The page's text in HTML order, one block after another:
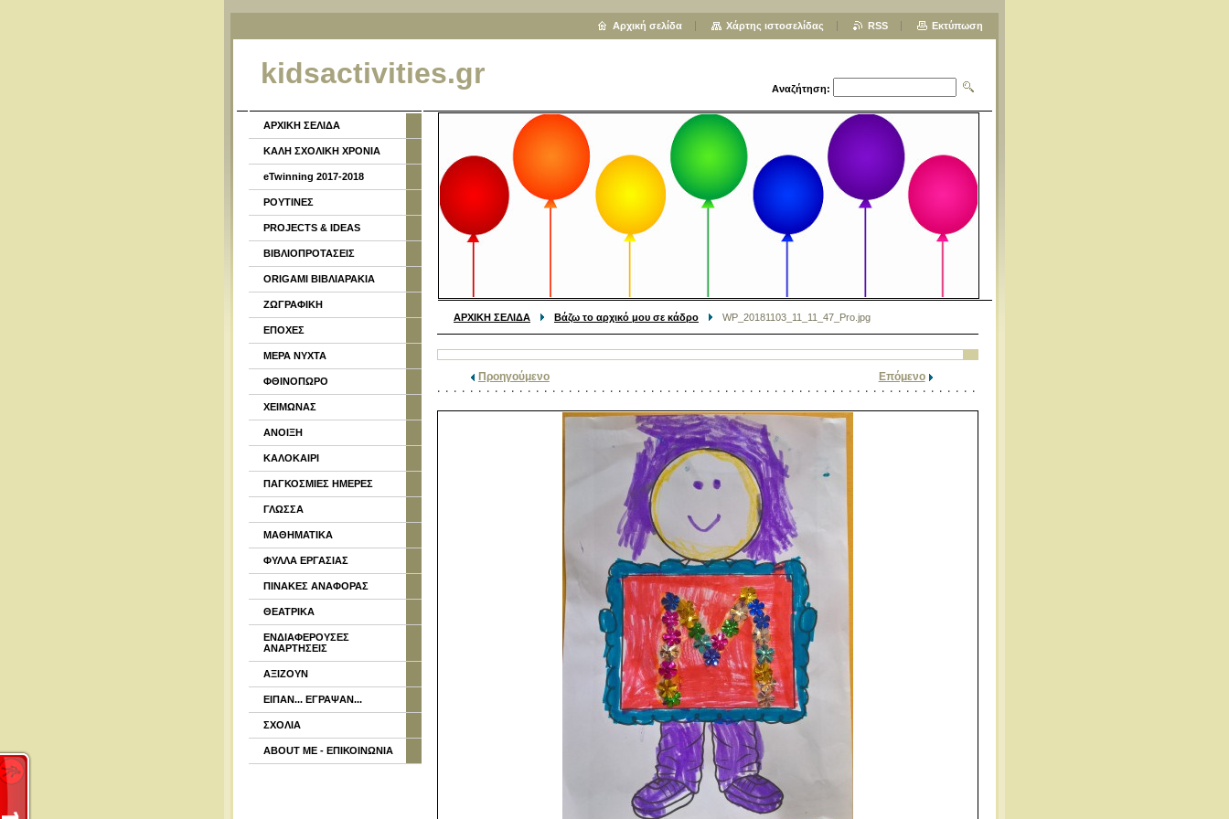
kidsactivities.gr Αναζήτηση:
ΑΡΧΙΚΗ ΣΕΛΙΔΑ Βάζω το αρχικό μου σε κάδρο WP_20181103_11_11_47_Pro.jpg
Προηγούμενο Επόμενο
ΑΡΧΙΚΗ ΣΕΛΙΔΑ
ΚΑΛΗ ΣΧΟΛΙΚΗ ΧΡΟΝΙΑ
eTwinning 2017-2018
ΡΟΥΤΙΝΕΣ
PROJECTS & IDEAS
ΒΙΒΛΙΟΠΡΟΤΑΣΕΙΣ
ORIGAMI ΒΙΒΛΙΑΡΑΚΙΑ
ΖΩΓΡΑΦΙΚΗ
ΕΠΟΧΕΣ
ΜΕΡΑ ΝΥΧΤΑ
ΦΘΙΝΟΠΩΡΟ
ΧΕΙΜΩΝΑΣ
ΑΝΟΙΞΗ
ΚΑΛΟΚΑΙΡΙ
ΠΑΓΚΟΣΜΙΕΣ ΗΜΕΡΕΣ
ΓΛΩΣΣΑ
ΜΑΘΗΜΑΤΙΚΑ
ΦΥΛΛΑ ΕΡΓΑΣΙΑΣ
ΠΙΝΑΚΕΣ ΑΝΑΦΟΡΑΣ
ΘΕΑΤΡΙΚΑ
ΕΝΔΙΑΦΕΡΟΥΣΕΣ
ΑΝΑΡΤΗΣΕΙΣ
ΑΞΙΖΟΥΝ
ΕΙΠΑΝ... ΕΓΡΑΨΑΝ...
ΣΧΟΛΙΑ
ABOUT ME - ΕΠΙΚΟΙΝΩΝΙΑ
Αρχική σελίδα Χάρτης ιστοσελίδας RSS Εκτύπωση